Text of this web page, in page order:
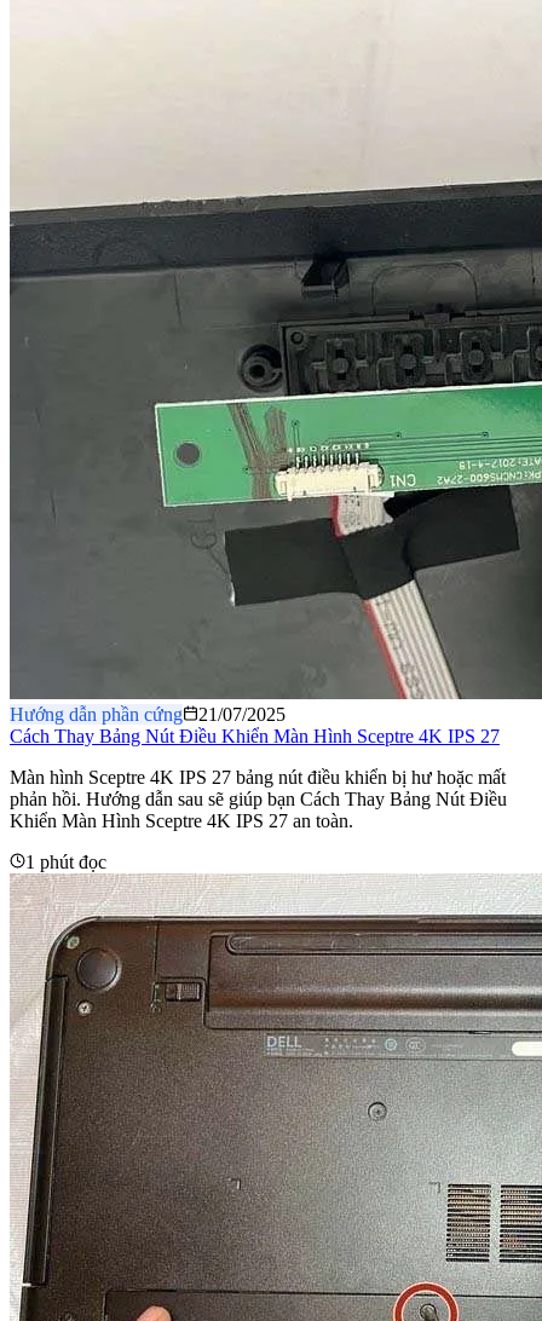
Hướng dẫn phần cứng
21/07/2025
Cách Thay Bảng Nút Điều Khiển Màn Hình Sceptre 4K IPS 27
Màn hình Sceptre 4K IPS 27 bảng nút điều khiển bị hư hoặc mất
phản hồi. Hướng dẫn sau sẽ giúp bạn Cách Thay Bảng Nút Điều
Khiển Màn Hình Sceptre 4K IPS 27 an toàn.
1 phút đọc